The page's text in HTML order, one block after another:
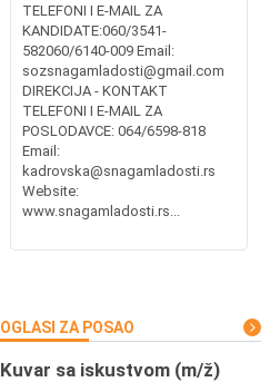
TELEFONI I E-MAIL ZA
KANDIDATE:060/3541-
582060/6140-009 Email:
sozsnagamladosti@gmail.com
DIREKCIJA - KONTAKT
TELEFONI I E-MAIL ZA
POSLODAVCE: 064/6598-818
Email:
kadrovska@snagamladosti.rs
Website:
www.snagamladosti.rs...
OGLASI ZA POSAO
Kuvar sa iskustvom (m/ž)